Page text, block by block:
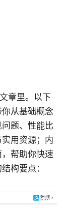
章里。以下
从基础概念
题、性能比
用资源；内
帮助你快速
构要点：